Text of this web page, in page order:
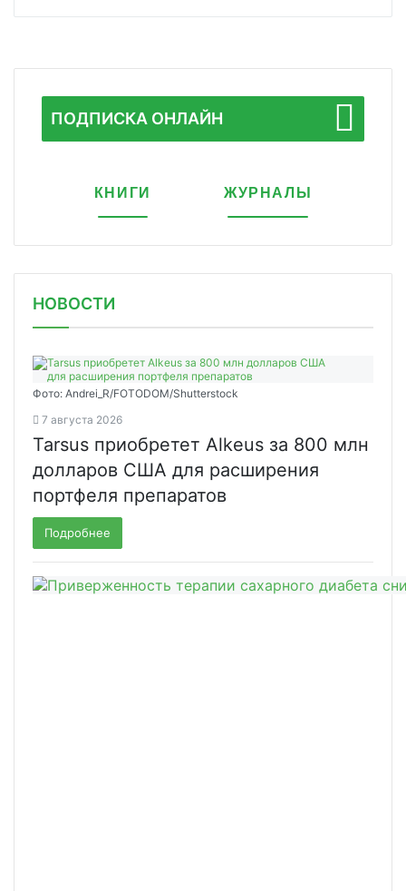
ПОДПИСКА ОНЛАЙН
КНИГИ ЖУРНАЛЫ
НОВОСТИ
Фото: Andrei_R/FOTODOM/Shutterstock
7 августа 2026
Tarsus приобретет Alkeus за 800 млн
долларов США для расширения
портфеля препаратов
Подробнее